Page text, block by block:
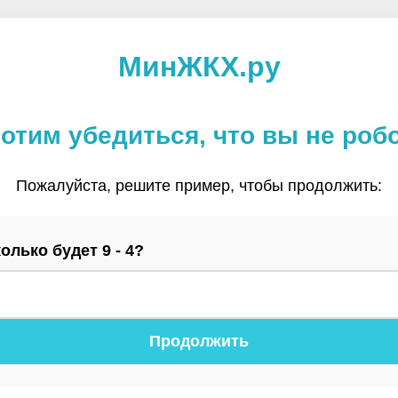
МинЖКХ.ру
убедиться, что вы не
Пожалуйста, решите пример, чтобы продолжить:
будет 9 - 4?
Продолжить